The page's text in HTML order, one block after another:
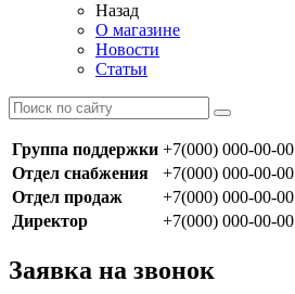
Назад
О магазине
Новости
Статьи
Группа поддержки +7(000) 000-00-00
Отдел снабжения
+7(000) 000-00-00
Отдел продаж
+7(000) 000-00-00
Директор
+7(000) 000-00-00
Заявка на звонок